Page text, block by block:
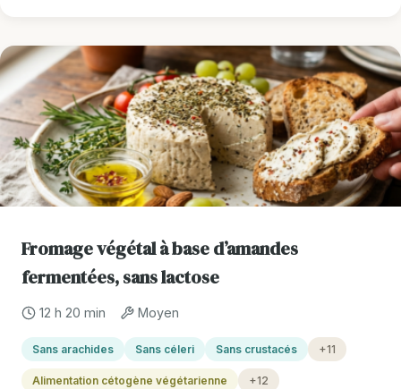
Fromage végétal à base d’amandes
fermentées, sans lactose
12 h 20 min Moyen
Sans arachides Sans céleri Sans crustacés +11
Alimentation cétogène végétarienne +12